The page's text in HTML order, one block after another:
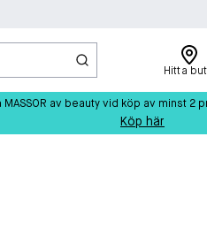
Hitta
MASSOR av beauty vid köp av minst 2
Köp här